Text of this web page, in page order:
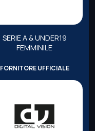
SERIE A & UNDER19
FEMMINILE
FORNITORE UFFICIALE